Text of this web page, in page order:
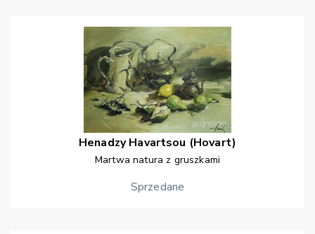
Henadzy Havartsou (Hovart)
Martwa natura z gruszkami
Sprzedane